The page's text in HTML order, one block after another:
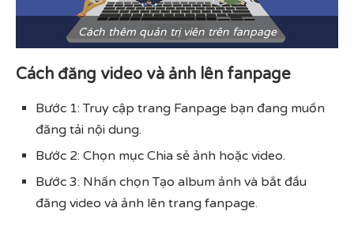
Cách thêm quản trị viên trên fanpage
Cách đăng video và ảnh lên fanpage
Bước 1: Truy cập trang Fanpage bạn đang muốn
đăng tải nội dung.
Bước 2: Chọn mục Chia sẻ ảnh hoặc video.
Bước 3: Nhấn chọn Tạo album ảnh và bắt đầu
đăng video và ảnh lên trang fanpage.